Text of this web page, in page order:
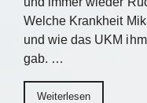
Welche Krankheit
und wie das UKM
gab. …
Weiterlesen